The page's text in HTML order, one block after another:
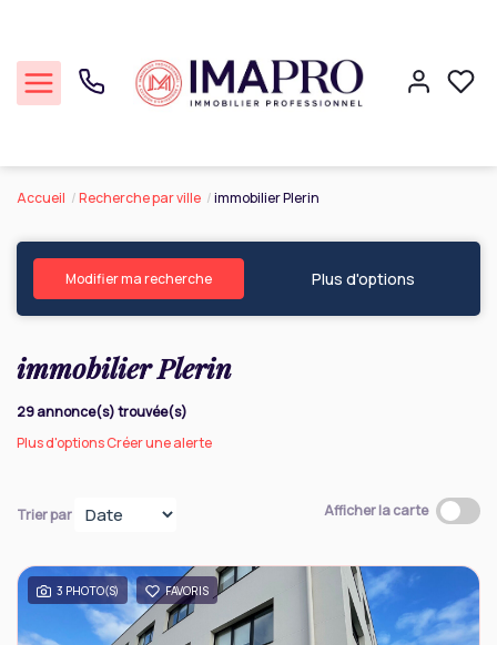
Professionnel
Cession Entreprise
Notre agence
Contact
Accueil Recherche par ville immobilier Plerin
Modifier ma recherche Plus d'options
immobilier Plerin
29 annonce(s) trouvée(s)
Plus d'optionsCréer une alerte
Trier par Afficher la carte
3 PHOTO(S) FAVORIS